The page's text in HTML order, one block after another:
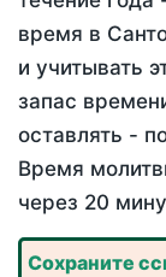
время в
и учитывать
запас
оставлять -
Время
через 20
Сохраните